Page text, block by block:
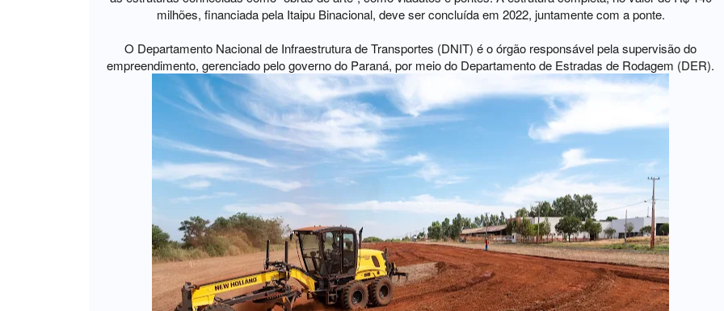
milhões, financiada pela Itaipu Binacional, deve ser concluída em 2022, juntamente com a ponte.
O Departamento Nacional de Infraestrutura de Transportes (DNIT) é o órgão responsável pela supervisão do
empreendimento, gerenciado pelo governo do Paraná, por meio do Departamento de Estradas de Rodagem (DER).